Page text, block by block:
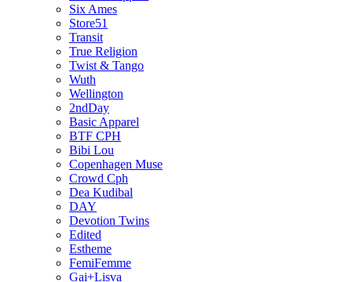
Six Ames
Store51
Transit
True Religion
Twist & Tango
Wuth
Wellington
2ndDay
Basic Apparel
BTF CPH
Bibi Lou
Copenhagen Muse
Crowd Cph
Dea Kudibal
DAY
Devotion Twins
Edited
Estheme
FemiFemme
Gai+Lisva